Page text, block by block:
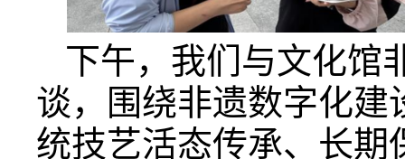
下午，我们与文化馆
谈，围绕非遗数字化建
统技艺活态传承、长期